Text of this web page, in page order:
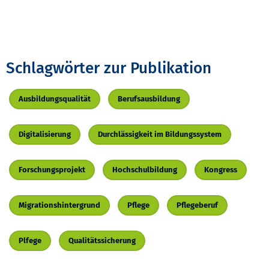
Schlagwörter zur Publikation
Ausbildungsqualität Berufsausbildung
Digitalisierung Durchlässigkeit im Bildungssystem
Forschungsprojekt Hochschulbildung Kongress
Migrationshintergrund Pflege Pflegeberuf
Plfege Qualitätssicherung